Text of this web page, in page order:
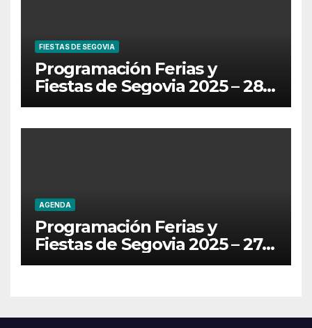
FIESTAS DE SEGOVIA
Programación Ferias y
Fiestas de Segovia 2025 – 28
de Junio
AGENDA
Programación Ferias y
Fiestas de Segovia 2025 – 27
de Junio